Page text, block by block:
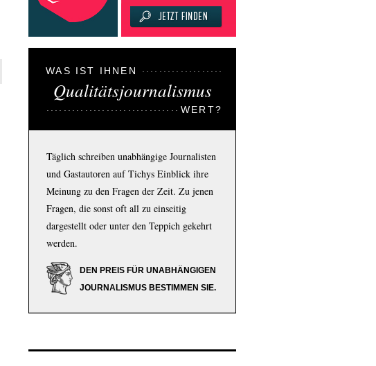
WAS IST IHNEN
Qualitätsjournalismus
WERT?
Täglich schreiben unabhängige Journalisten
und Gastautoren auf Tichys Einblick ihre
Meinung zu den Fragen der Zeit. Zu jenen
Fragen, die sonst oft all zu einseitig
dargestellt oder unter den Teppich gekehrt
werden.
DEN PREIS FÜR UNABHÄNGIGEN
JOURNALISMUS BESTIMMEN SIE.